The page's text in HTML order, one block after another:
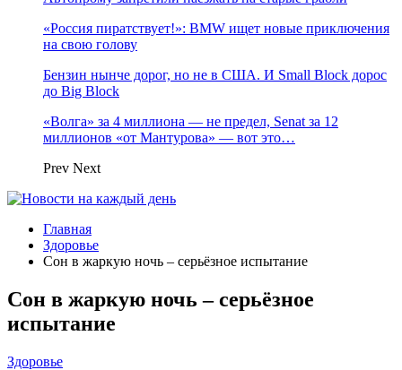
«Россия пиратствует!»: BMW ищет новые приключения
на свою голову
Бензин нынче дорог, но не в США. И Small Block дорос
до Big Block
«Волга» за 4 миллиона — не предел, Senat за 12
миллионов «от Мантурова» — вот это…
Prev Next
Главная
Здоровье
Сон в жаркую ночь – серьёзное испытание
Сон в жаркую ночь – серьёзное
испытание
Здоровье